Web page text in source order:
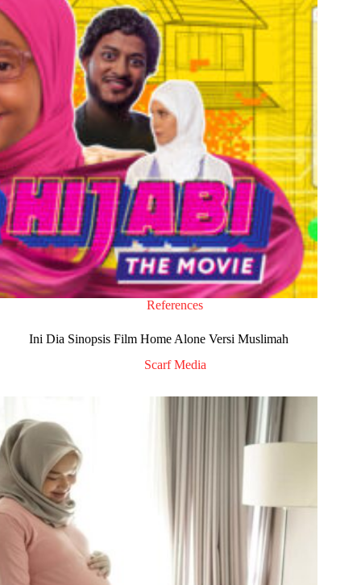
References
Ini Dia Sinopsis Film Home Alone Versi Muslimah
Scarf Media